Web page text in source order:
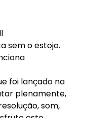
sem o estojo.
foi lançado na
plenamente,
som,